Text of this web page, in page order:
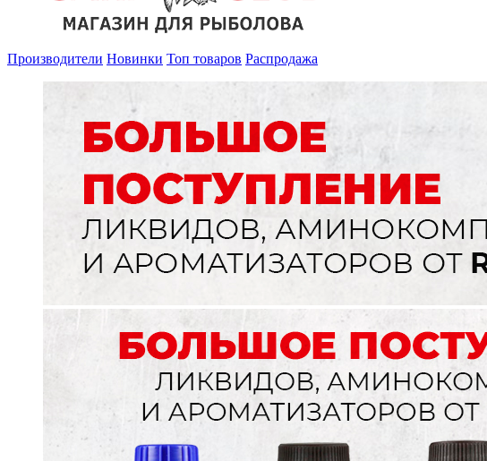
Производители Новинки Топ товаров Распродажа